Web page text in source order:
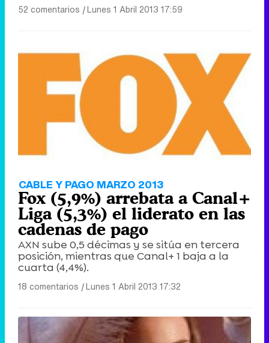
52 comentarios |Lunes 1 Abril 2013 17:59
CABLE Y PAGO MARZO 2013
Fox (5,9%) arrebata a Canal+
Liga (5,3%) el liderato en las
cadenas de pago
AXN sube 0,5 décimas y se sitúa en tercera
posición, mientras que Canal+ 1 baja a la
cuarta (4,4%).
18 comentarios |Lunes 1 Abril 2013 17:32